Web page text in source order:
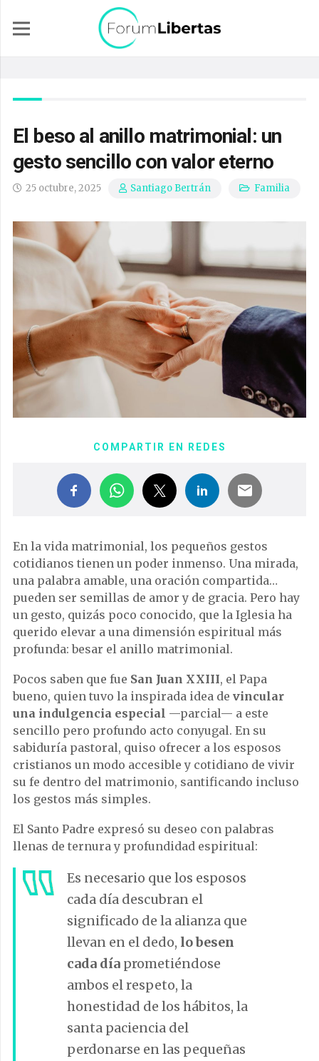
El beso al anillo matrimonial: un
gesto sencillo con valor eterno
25 octubre, 2025 Santiago Bertrán Familia
COMPARTIR EN REDES
En la vida matrimonial, los pequeños gestos
cotidianos tienen un poder inmenso. Una mirada,
una palabra amable, una oración compartida…
pueden ser semillas de amor y de gracia. Pero hay
un gesto, quizás poco conocido, que la Iglesia ha
querido elevar a una dimensión espiritual más
profunda: besar el anillo matrimonial.
Pocos saben que fue San Juan XXIII, el Papa
bueno, quien tuvo la inspirada idea de vincular
una indulgencia especial —parcial— a este
sencillo pero profundo acto conyugal. En su
sabiduría pastoral, quiso ofrecer a los esposos
cristianos un modo accesible y cotidiano de vivir
su fe dentro del matrimonio, santificando incluso
los gestos más simples.
El Santo Padre expresó su deseo con palabras
llenas de ternura y profundidad espiritual:
Es necesario que los esposos
cada día descubran el
significado de la alianza que
llevan en el dedo, lo besen
cada día prometiéndose
ambos el respeto, la
honestidad de los hábitos, la
santa paciencia del
perdonarse en las pequeñas